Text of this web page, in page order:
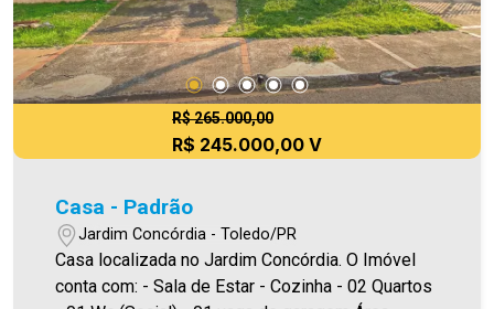
R$ 265.000,00
R$ 245.000,00 V
Casa - Padrão
Jardim Concórdia - Toledo/PR
Casa localizada no Jardim Concórdia. O Imóvel
conta com: - Sala de Estar - Cozinha - 02 Quartos